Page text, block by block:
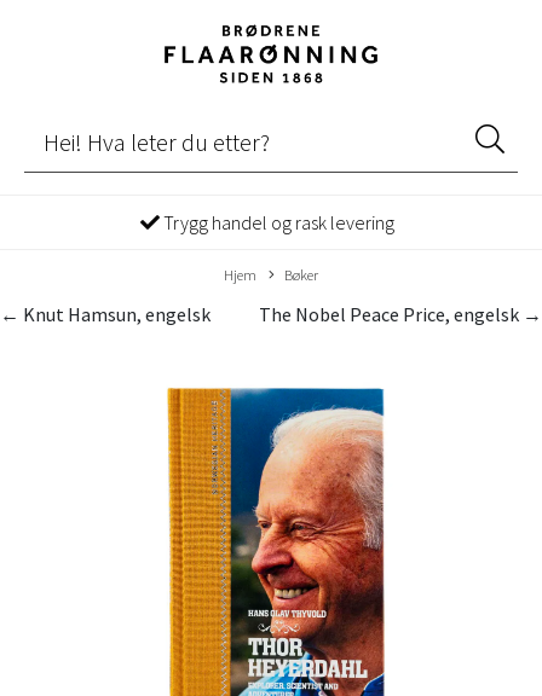
Trygg handel og rask levering
Hjem Bøker
The Nobel Peace Price, engelsk →
← Knut Hamsun, engelsk